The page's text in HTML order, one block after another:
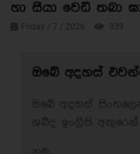
හා සීයා වෙඩි තබා
Friday / 7 / 2026 339
ඔබේ අදහස්